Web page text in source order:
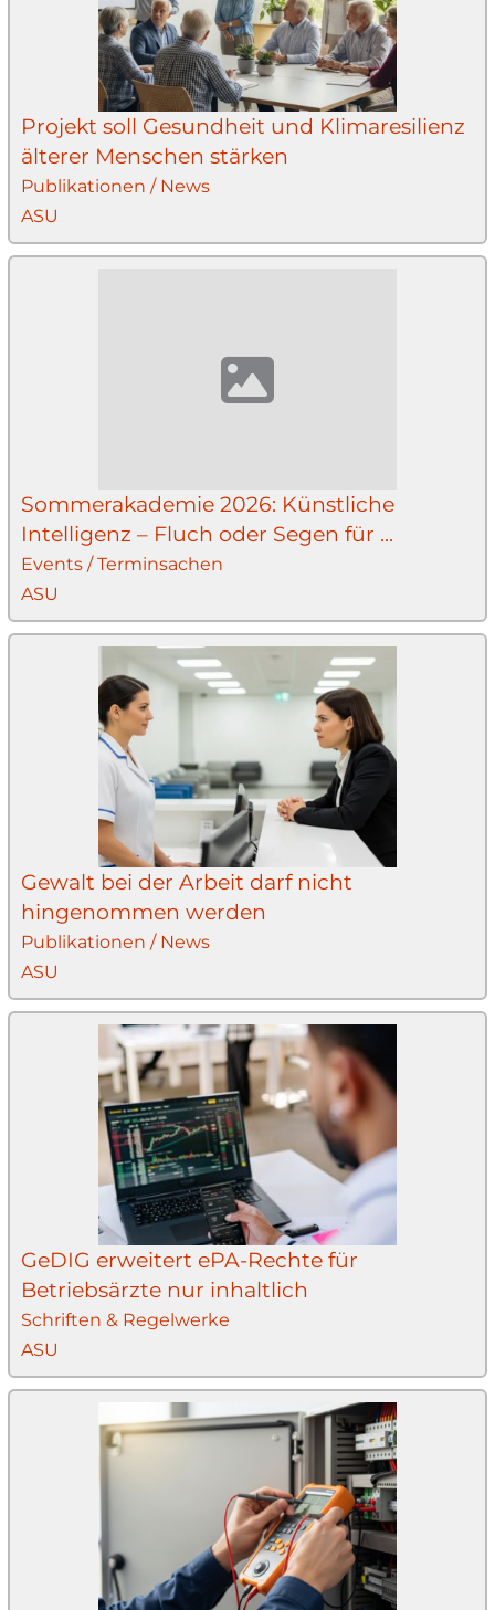
Projekt soll Gesundheit und Klimaresilienz
älterer Menschen stärken
Publikationen / News
ASU
Sommerakademie 2026: Künstliche
Intelligenz – Fluch oder Segen für ...
Events / Terminsachen
ASU
Gewalt bei der Arbeit darf nicht
hingenommen werden
Publikationen / News
ASU
GeDIG erweitert ePA-Rechte für
Betriebsärzte nur inhaltlich
Schriften & Regelwerke
ASU